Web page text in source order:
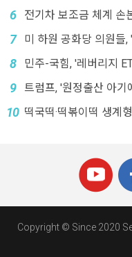
6 전기차 보조금 체계 손
7 미 하원 공화당 의원들
8 민주-국힘, '레버리지
9 트럼프, '원정출산 아기
10 떡국떡·떡볶이떡 생계
Copyright © Since 2020